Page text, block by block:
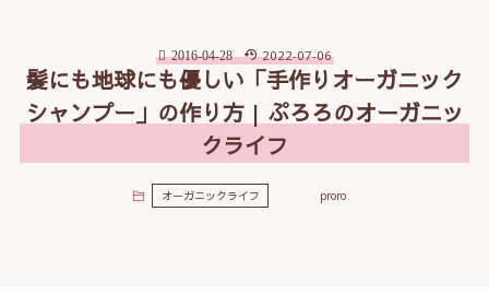
2016-04-28 2022-07-06
髪にも地球にも優しい「手作りオーガニック
シャンプー」の作り方 | ぷろろのオーガニッ
クライフ
オーガニックライフ proro